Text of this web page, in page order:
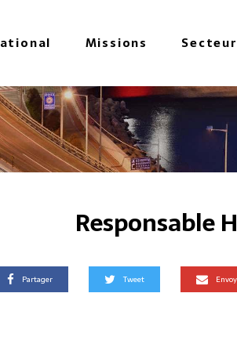
Missions
Responsable
Partager Tweet